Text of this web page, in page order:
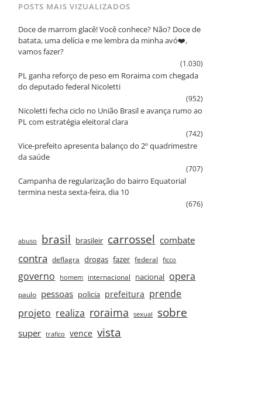
POSTS MAIS VIZUALIZADOS
Doce de marrom glacê! Você conhece? Não? Doce de
batata, uma delícia e me lembra da minha avó❤️,
vamos fazer?
(1.030)
PL ganha reforço de peso em Roraima com chegada
do deputado federal Nicoletti
(952)
Nicoletti fecha ciclo no União Brasil e avança rumo ao
PL com estratégia eleitoral clara
(742)
Vice‑prefeito apresenta balanço do 2º quadrimestre
da saúde
(707)
Campanha de regularização do bairro Equatorial
termina nesta sexta‑feira, dia 10
(676)
abuso brasil brasileir carrossel combate
contra deflagra drogas fazer federal ficco
governo homem internacional nacional opera
paulo pessoas policia prefeitura prende
projeto realiza roraima sexual sobre
super trafico vence vista